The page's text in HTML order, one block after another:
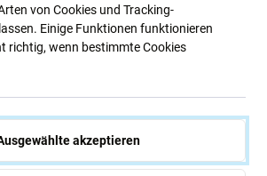
Abonnieren
von Cookies und Tracking-
Einige Funktionen funktionieren
richtig, wenn bestimmte Cookies
akzeptieren